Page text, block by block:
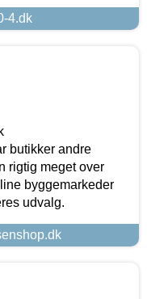
4.dk
butikker andre
rigtig meget over
byggemarkeder
udvalg.